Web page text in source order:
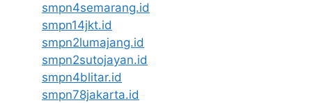
smpn4semarang.id
smpn14jkt.id
smpn2lumajang.id
smpn2sutojayan.id
smpn4blitar.id
smpn78jakarta.id